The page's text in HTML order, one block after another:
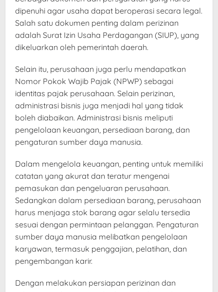
dipenuhi agar usaha dapat beroperasi secara legal.
Salah satu dokumen penting dalam perizinan
adalah Surat Izin Usaha Perdagangan (SIUP), yang
dikeluarkan oleh pemerintah daerah.
Selain itu, perusahaan juga perlu mendapatkan
Nomor Pokok Wajib Pajak (NPWP) sebagai
identitas pajak perusahaan. Selain perizinan,
administrasi bisnis juga menjadi hal yang tidak
boleh diabaikan. Administrasi bisnis meliputi
pengelolaan keuangan, persediaan barang, dan
pengaturan sumber daya manusia.
Dalam mengelola keuangan, penting untuk memiliki
catatan yang akurat dan teratur mengenai
pemasukan dan pengeluaran perusahaan.
Sedangkan dalam persediaan barang, perusahaan
harus menjaga stok barang agar selalu tersedia
sesuai dengan permintaan pelanggan. Pengaturan
sumber daya manusia melibatkan pengelolaan
karyawan, termasuk penggajian, pelatihan, dan
pengembangan karir.
Dengan melakukan persiapan perizinan dan